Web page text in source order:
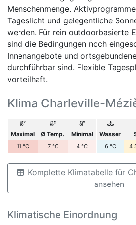
Menschenmenge.
Tageslicht und gelegentliche
werden. Für rein outdoorbasierte
sind die Bedingungen noch
Innenangebote und
durchführbar sind. Flexible
vorteilhaft.
Klima Charleville-
Maximal Ø Temp. Minimal Wasser
11 °C 7 °C 4 °C 6 °C 4
Komplette Klimatabelle für
ansehen
Klimatische Einordnung